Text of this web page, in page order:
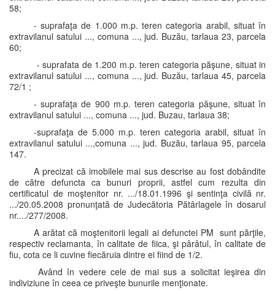
58;
- suprafaţa de 1.000 m.p. teren categoria arabil, situat în
extravilanul satului ..., comuna ..., jud. Buzău, tarlaua 23, parcela
60;
- suprafata de 1.200 m.p. teren categoria păşune, situat in
extravilanul satului ..., comuna ..., jud. Buzău, tarlaua 45, parcela
72/1 ;
- suprafaţa de 900 m.p. teren categoria păşune, situat în
extravilanul satului ..., comuna ..., jud. Buzau, tarlaua 38;
-suprafaţa de 5.000 m.p. teren categoria arabil, situat în
extravilanul satului ...,comuna ..., jud. Buzău, tarlaua 95, parcela
147.
A precizat că imobilele mai sus descrise au fost dobândite
de către defuncta ca bunuri proprii, astfel cum rezulta din
certificatul de moştenitor nr. .../18.01.1996 şi sentinţa civilă nr.
.../20.05.2008 pronunţată de Judecătoria Pătârlagele în dosarul
nr..../277/2008.
A arătat că moştenitorii legali ai defunctei PM sunt părţile,
respectiv reclamanta, în calitate de fiica, şi pârâtul, în calitate de
fiu, cota ce li cuvine fiecăruia dintre ei fiind de 1/2.
Având în vedere cele de mai sus a solicitat ieşirea din
indiviziune în ceea ce priveşte bunurile menţionate.